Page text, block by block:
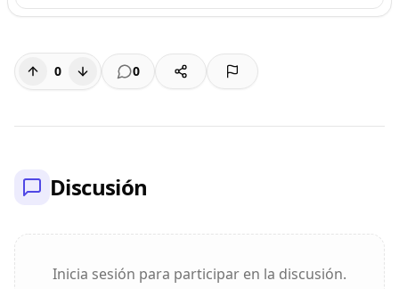
0 0
Discusión
Inicia sesión para participar en la discusión.